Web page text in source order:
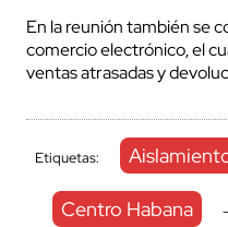
En la reunión también se
comercio electrónico, el
ventas atrasadas y
Etiquetas:
Centro Habana -